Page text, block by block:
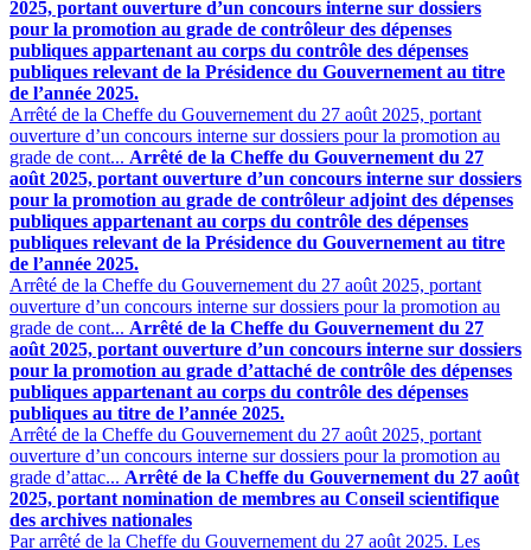
2025, portant ouverture d’un concours interne sur dossiers
pour la promotion au grade de contrôleur des dépenses
publiques appartenant au corps du contrôle des dépenses
publiques relevant de la Présidence du Gouvernement au titre
de l’année 2025.
Arrêté de la Cheffe du Gouvernement du 27 août 2025, portant
ouverture d’un concours interne sur dossiers pour la promotion au
grade de cont... Arrêté de la Cheffe du Gouvernement du 27
août 2025, portant ouverture d’un concours interne sur dossiers
pour la promotion au grade de contrôleur adjoint des dépenses
publiques appartenant au corps du contrôle des dépenses
publiques relevant de la Présidence du Gouvernement au titre
de l’année 2025.
Arrêté de la Cheffe du Gouvernement du 27 août 2025, portant
ouverture d’un concours interne sur dossiers pour la promotion au
grade de cont... Arrêté de la Cheffe du Gouvernement du 27
août 2025, portant ouverture d’un concours interne sur dossiers
pour la promotion au grade d’attaché de contrôle des dépenses
publiques appartenant au corps du contrôle des dépenses
publiques au titre de l’année 2025.
Arrêté de la Cheffe du Gouvernement du 27 août 2025, portant
ouverture d’un concours interne sur dossiers pour la promotion au
grade d’attac... Arrêté de la Cheffe du Gouvernement du 27 août
2025, portant nomination de membres au Conseil scientifique
des archives nationales
Par arrêté de la Cheffe du Gouvernement du 27 août 2025. Les